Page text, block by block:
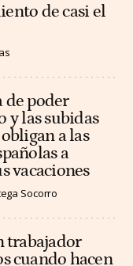
de casi el
de poder
y las subidas
a las
a
vacaciones
Socorro
trabajador
cuando hacen